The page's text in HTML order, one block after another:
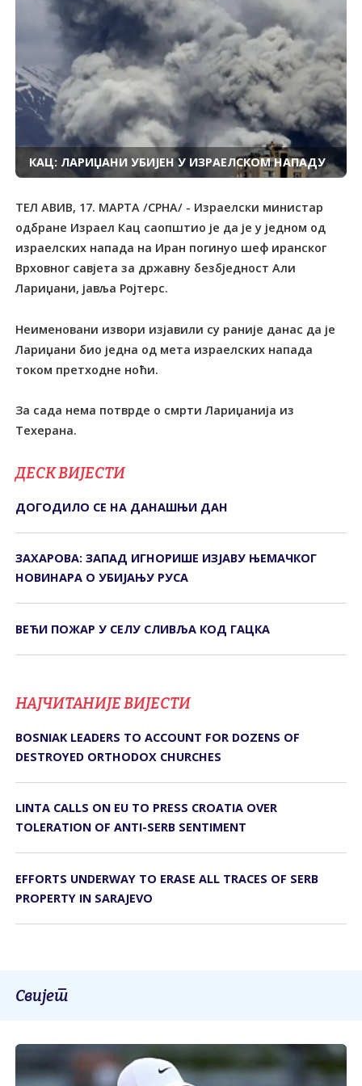
КАЦ: ЛАРИЏАНИ УБИЈЕН У ИЗРАЕЛСКОМ НАПАДУ
ТЕЛ АВИВ, 17. МАРТА /СРНА/ - Израелски министар
одбране Израел Кац саопштио је да је у једном од
израелских напада на Иран погинуо шеф иранског
Врховног савјета за државну безбједност Али
Лариџани, јавља Ројтерс.
Неименовани извори изјавили су раније данас да је
Лариџани био једна од мета израелских напада
током претходне ноћи.
За сада нема потврде о смрти Лариџанија из
Техерана.
ДЕСК ВИЈЕСТИ
ДОГОДИЛО СЕ НА ДАНАШЊИ ДАН
ЗАХАРОВА: ЗАПАД ИГНОРИШЕ ИЗЈАВУ ЊЕМАЧКОГ
НОВИНАРА О УБИЈАЊУ РУСА
ВЕЋИ ПОЖАР У СЕЛУ СЛИВЉА КОД ГАЦКА
НАЈЧИТАНИЈЕ ВИЈЕСТИ
BOSNIAK LEADERS TO ACCOUNT FOR DOZENS OF
DESTROYED ORTHODOX CHURCHES
LINTA CALLS ON EU TO PRESS CROATIA OVER
TOLERATION OF ANTI-SERB SENTIMENT
EFFORTS UNDERWAY TO ERASE ALL TRACES OF SERB
PROPERTY IN SARAJEVO
Свијет